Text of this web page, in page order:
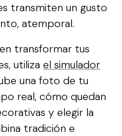
transmiten un gusto
atemporal.
transformar tus
utiliza el simulador
una foto de tu
real, cómo quedan
y elegir la
tradición e